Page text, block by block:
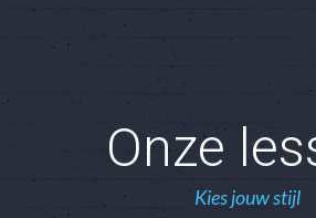
Onze
Kies jouw stijl